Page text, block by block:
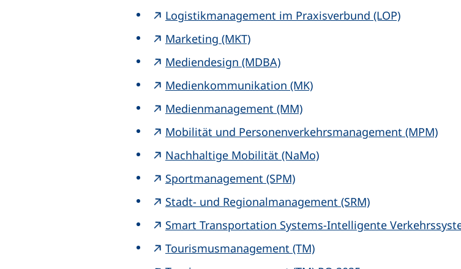
Logistikmanagement im Praxisverbund (LOP)
Marketing (MKT)
Mediendesign (MDBA)
Medienkommunikation (MK)
Medienmanagement (MM)
Mobilität und Personenverkehrsmanagement (MPM)
Nachhaltige Mobilität (NaMo)
Sportmanagement (SPM)
Stadt- und Regionalmanagement (SRM)
Smart Transportation Systems-Intelligente
Tourismusmanagement (TM)